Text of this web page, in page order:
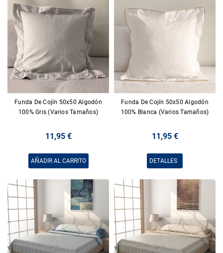
Funda De Cojín 50x50 Algodón
100% Gris (Varios Tamaños)
11,95 €
AÑADIR AL CARRITO
Funda De Cojín 50x50 Algodón
100% Blanca (Varios Tamaños)
11,95 €
DETALLES